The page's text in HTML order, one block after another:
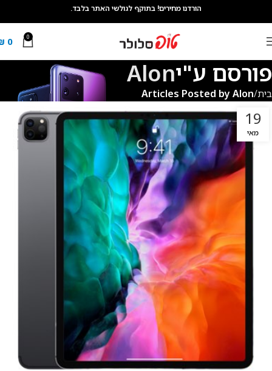
הורדנו מחירים! בתוקף לגולשי האתר בלבד.
0
0
פורסם ע"יAlon
בית Articles Posted by Alon
19
מאי